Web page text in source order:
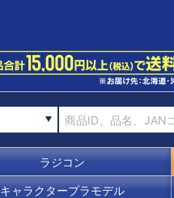
ラジコン
キャラクタープラモデル